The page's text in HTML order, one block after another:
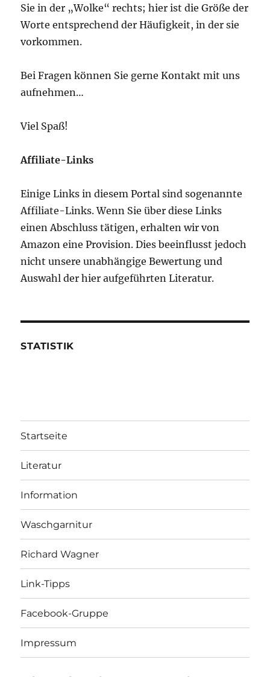
Sie in der „Wolke“ rechts; hier ist die Größe der
Worte entsprechend der Häufigkeit, in der sie
vorkommen.
Bei Fragen können Sie gerne Kontakt mit uns
aufnehmen…
Viel Spaß!
Affiliate-Links
Einige Links in diesem Portal sind sogenannte
Affiliate-Links. Wenn Sie über diese Links
einen Abschluss tätigen, erhalten wir von
Amazon eine Provision. Dies beeinflusst jedoch
nicht unsere unabhängige Bewertung und
Auswahl der hier aufgeführten Literatur.
STATISTIK
Startseite
Literatur
Information
Waschgarnitur
Richard Wagner
Link-Tipps
Facebook-Gruppe
Impressum